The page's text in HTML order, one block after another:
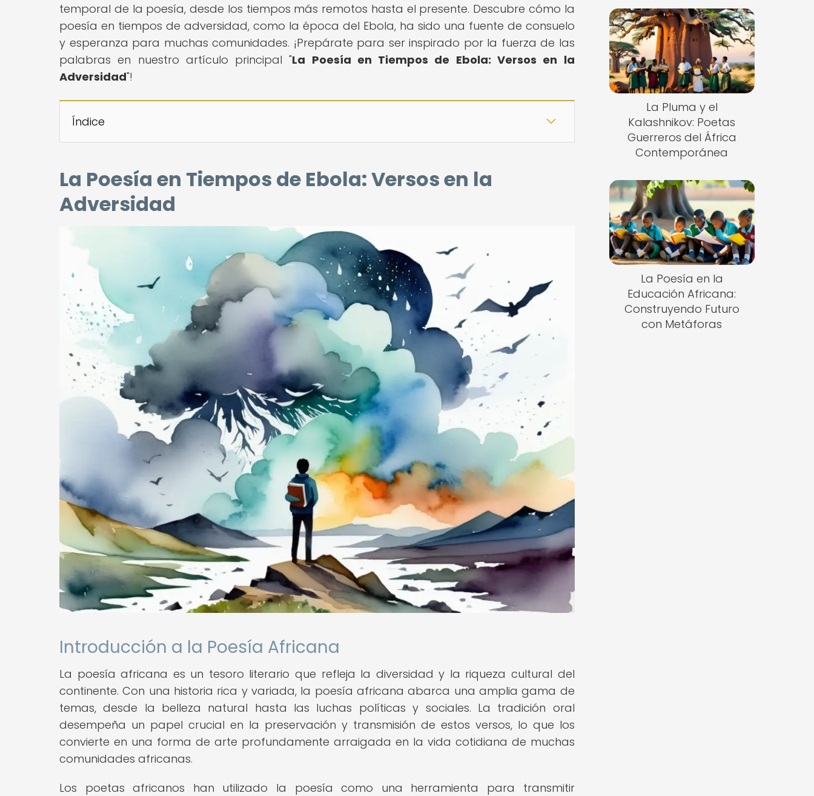
temporal de la poesía, desde los tiempos más remotos hasta el presente. Descubre cómo la
poesía en tiempos de adversidad, como la época del Ebola, ha sido una fuente de consuelo
y esperanza para muchas comunidades. ¡Prepárate para ser inspirado por la fuerza de las
palabras en nuestro artículo principal "La Poesía en Tiempos de Ebola: Versos en la
Adversidad"!
Índice
La Poesía en Tiempos de Ebola: Versos en la
Adversidad
Introducción a la Poesía Africana
La poesía africana es un tesoro literario que refleja la diversidad y la riqueza cultural del
continente. Con una historia rica y variada, la poesía africana abarca una amplia gama de
temas, desde la belleza natural hasta las luchas políticas y sociales. La tradición oral
desempeña un papel crucial en la preservación y transmisión de estos versos, lo que los
convierte en una forma de arte profundamente arraigada en la vida cotidiana de muchas
comunidades africanas.
Los poetas africanos han utilizado la poesía como una herramienta para transmitir
La Pluma y el
Kalashnikov: Poetas
Guerreros del África
Contemporánea
La Poesía en la
Educación Africana:
Construyendo Futuro
con Metáforas